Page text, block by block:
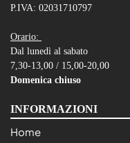
P.IVA: 02031710797
Orario:
Dal lunedì al sabato
7,30-13,00 / 15,00-20,00
Domenica chiuso
INFORMAZIONI
Home